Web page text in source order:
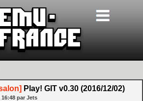
Play! GIT v0.30 (2016/12/02)
16:48 par Jets